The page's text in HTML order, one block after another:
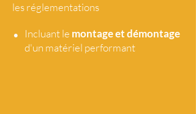
les réglementations
• Incluant le montage et démontage
d'un matériel performant